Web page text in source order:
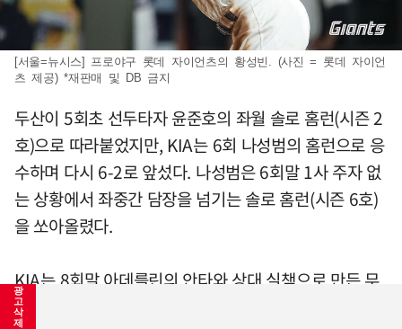
[서울=뉴시스] 프로야구 롯데 자이언츠의 황성빈. (사진 = 롯데 자이언
츠 제공) *재판매 및 DB 금지
두산이 5회초 선두타자 윤준호의 좌월 솔로 홈런(시즌 2
호)으로 따라붙었지만, KIA는 6회 나성범의 홈런으로 응
수하며 다시 6-2로 앞섰다. 나성범은 6회말 1사 주자 없
는 상황에서 좌중간 담장을 넘기는 솔로 홈런(시즌 6호)
을 쏘아올렸다.
KIA는 8회말 아데를린의 안타와 상대 실책으로 만든 무
사 1, 3루에서 김호령이 우중간 적시타를 날려 1점을 더
광
고
삭
제